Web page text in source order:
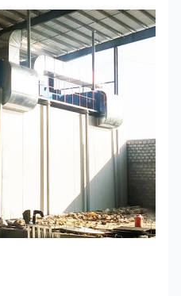
أكثر تشتيتًا للحرارة ،
أفضل للموقد.
مصابيح 15 واط 900 لوكس.